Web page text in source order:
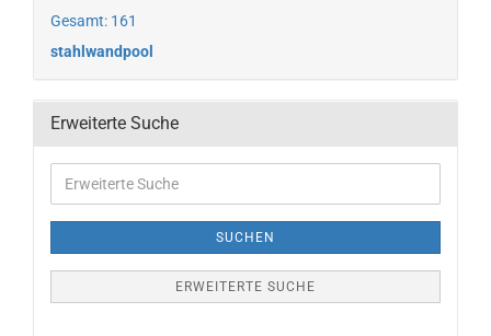
Gesamt: 161
stahlwandpool
Erweiterte Suche
SUCHEN
ERWEITERTE SUCHE